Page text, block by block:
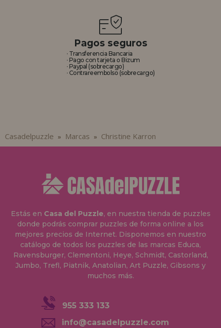
Pagos seguros
· Transferencia Bancaria
· Pago con tarjeta o Bizum
· Paypal (sobrecargo)
· Contrareembolso (sobrecargo)
Casadelpuzzle » Marcas » Christine Karron
Estás en Casa del Puzzle, en nuestra tienda de puzzles
donde podrás comprar puzzles de forma online a los
mejores precios de Internet. Disponemos en nuestro
catálogo de todos los puzzles de las marcas Educa,
Ravensburger, Clementoni, Heye, Schmidt, Castorland,
Jumbo, Trefl, Piatnik, Anatolian, Art Puzzle, Gibsons y
muchos más.
955 333 133
info@casadelpuzzle.com